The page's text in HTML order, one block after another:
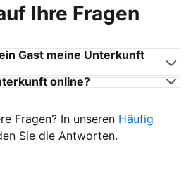
Ihre Fragen
Gast meine Unterkunft
online?
Fragen? In unseren Häufig
Sie die Antworten.